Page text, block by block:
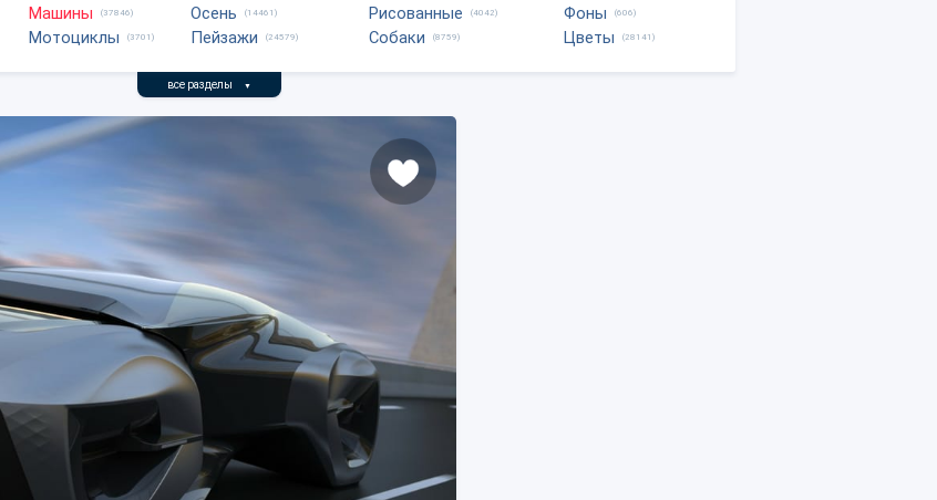
Машины (37846)
Мотоциклы (3701)
Осень (14461)
Пейзажи (24579)
Рисованные (4042)
Собаки (8759)
Фоны (606)
Цветы (28141)
все разделы ▼